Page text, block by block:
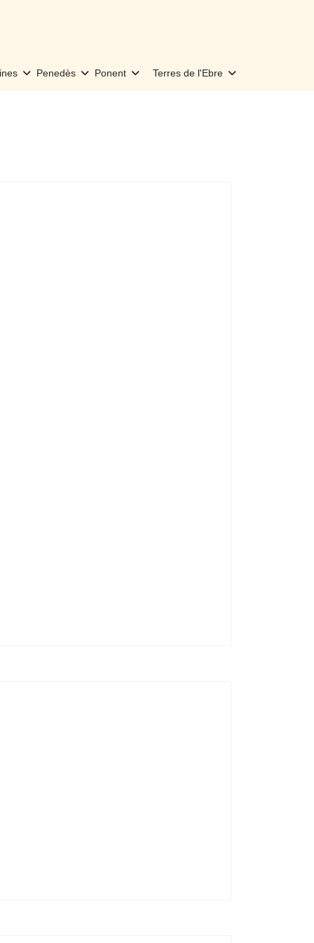
Penedès Ponent Terres de l'Ebre